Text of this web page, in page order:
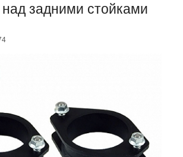
задними стойками